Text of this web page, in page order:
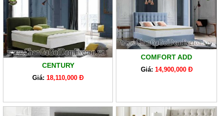
CENTURY
Giá: 18,110,000 Đ
COMFORT ADD
Giá: 14,900,000 Đ